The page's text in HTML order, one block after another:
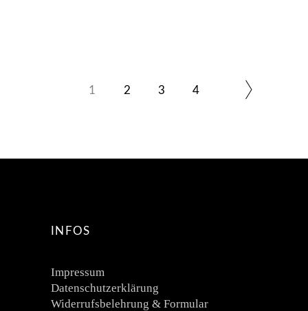
1 2 3 4
INFOS
Impressum
Datenschutzerklärung
Widerrufsbelehrung & Formular